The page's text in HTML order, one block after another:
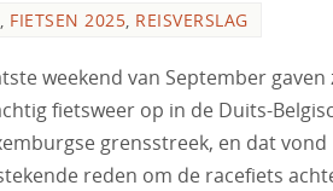
, FIETSEN 2025, REISVERSLAG
weekend van September gaven
fietsweer op in de Duits-
grensstreek, en dat vond
reden om de racefiets